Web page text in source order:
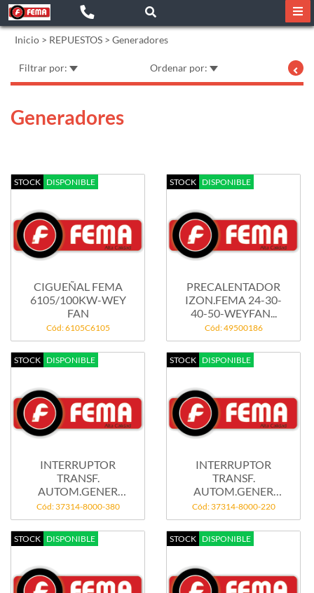
Inicio > REPUESTOS > Generadores
Filtrar por: Ordenar por:
Generadores
STOCK DISPONIBLE
CIGUEÑAL FEMA
6105/100KW-WEY
FAN
Cód: 6105C6105
STOCK DISPONIBLE
PRECALENTADOR
IZON.FEMA 24-30-
40-50-WEYFAN...
Cód: 49500186
STOCK DISPONIBLE
INTERRUPTOR
TRANSF.
AUTOM.GENER
FEMA 8000-380V
Cód: 37314-8000-380
STOCK DISPONIBLE
INTERRUPTOR
TRANSF.
AUTOM.GENER
FEMA 8000-220V
Cód: 37314-8000-220
STOCK DISPONIBLE STOCK DISPONIBLE